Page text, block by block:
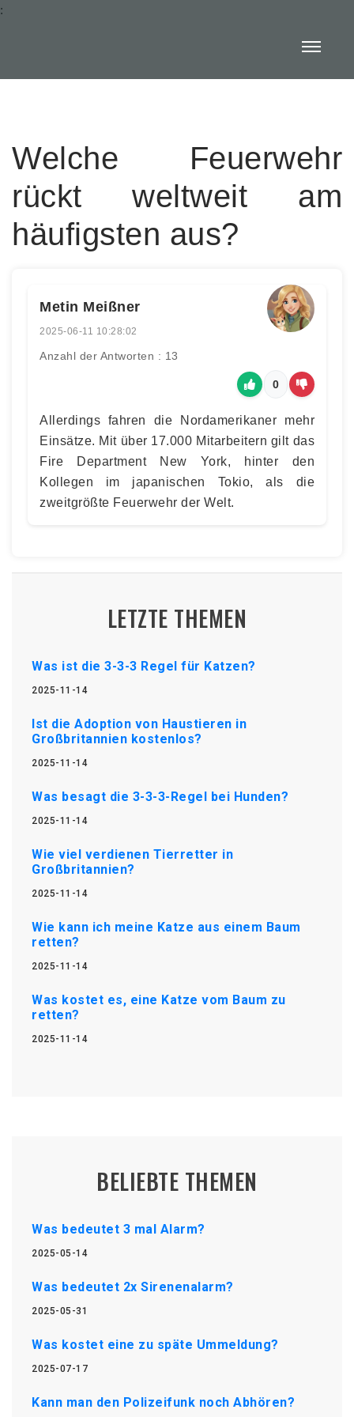
:
Welche Feuerwehr
rückt weltweit am
häufigsten aus?
Metin Meißner
2025-06-11 10:28:02
Anzahl der Antworten : 13
0
Allerdings fahren die Nordamerikaner mehr
Einsätze. Mit über 17.000 Mitarbeitern gilt das
Fire Department New York, hinter den
Kollegen im japanischen Tokio, als die
zweitgrößte Feuerwehr der Welt.
LETZTE THEMEN
Was ist die 3-3-3 Regel für Katzen?
2025-11-14
Ist die Adoption von Haustieren in
Großbritannien kostenlos?
2025-11-14
Was besagt die 3-3-3-Regel bei Hunden?
2025-11-14
Wie viel verdienen Tierretter in
Großbritannien?
2025-11-14
Wie kann ich meine Katze aus einem Baum
retten?
2025-11-14
Was kostet es, eine Katze vom Baum zu
retten?
2025-11-14
BELIEBTE THEMEN
Was bedeutet 3 mal Alarm?
2025-05-14
Was bedeutet 2x Sirenenalarm?
2025-05-31
Was kostet eine zu späte Ummeldung?
2025-07-17
Kann man den Polizeifunk noch Abhören?